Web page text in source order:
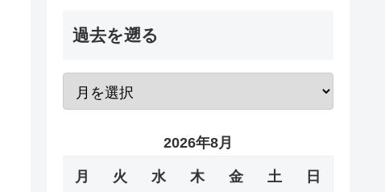
過去を遡る
2026年8月
月 火 水 木 金 土 日